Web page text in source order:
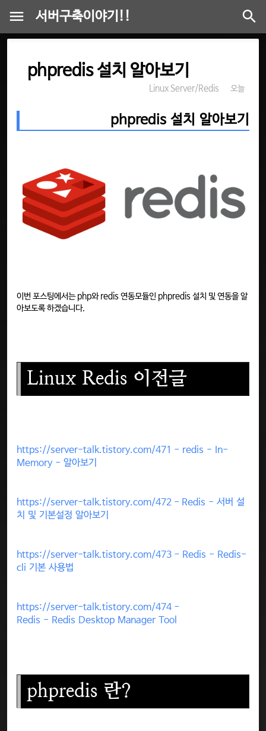
서버구축이야기!!
phpredis 설치 알아보기
Linux Server/Redis 오늘
phpredis 설치 알아보기
이번 포스팅에서는 php와 redis 연동모듈인 phpredis 설치 및 연동을 알
아보도록 하겠습니다.
Linux Redis 이전글
https://server-talk.tistory.com/471 - redis - In-
Memory - 알아보기​
https://server-talk.tistory.com/472 - Redis - 서버 설
치 및 기본설정 알아보기
https://server-talk.tistory.com/473 - Redis - Redis-
cli 기본 사용법
https://server-talk.tistory.com/474 -
Redis - Redis Desktop Manager Tool
phpredis 란?